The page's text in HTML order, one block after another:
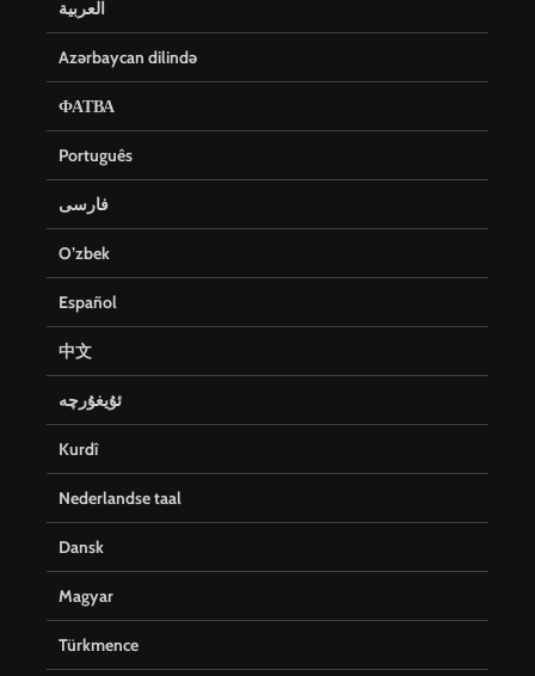
العربية
Azərbaycan dilində
ФАТВА
Português
فارسی
O’zbek
Español
中文
ئۇيغۇرچە
Kurdî
Nederlandse taal
Dansk
Magyar
Türkmence